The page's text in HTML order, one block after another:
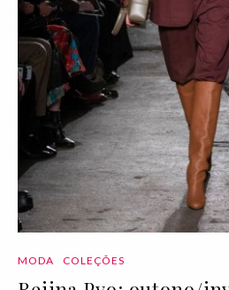
MODA COLEÇÕES